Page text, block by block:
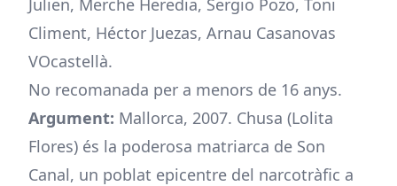
Julien, Merche Heredia, Sergio Pozo, Toni
Climent, Héctor Juezas, Arnau Casanovas
VOcastellà.
No recomanada per a menors de 16 anys.
Argument: Mallorca, 2007. Chusa (Lolita
Flores) és la poderosa matriarca de Son
Canal, un poblat epicentre del narcotràfic a